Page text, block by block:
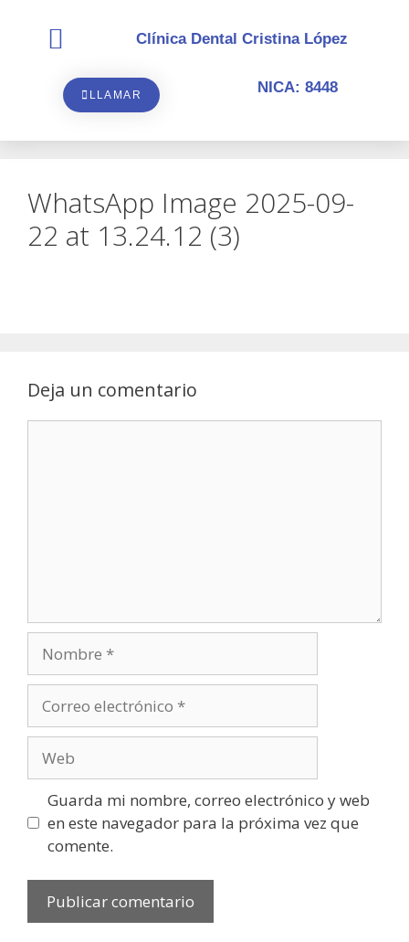
Clínica Dental Cristina López
LLAMAR NICA: 8448
WhatsApp Image 2025-09-
22 at 13.24.12 (3)
Deja un comentario
Guarda mi nombre, correo electrónico y web
en este navegador para la próxima vez que
comente.